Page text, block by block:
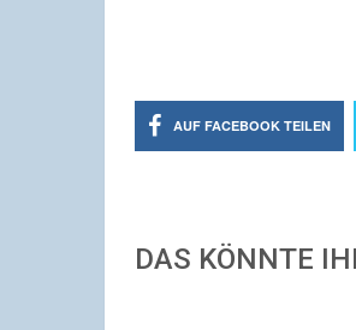
AUF FACEBOOK TEILEN
DAS KÖNNTE